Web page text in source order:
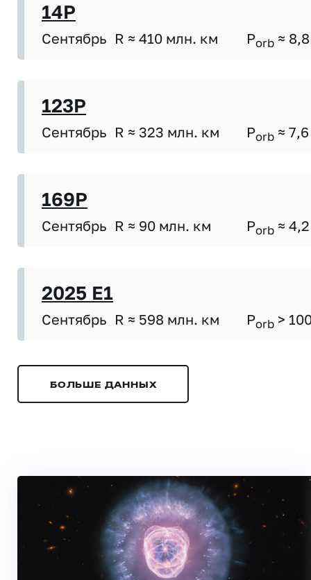
14P
Сентябрь R ≈ 410 млн. км Porb ≈ 8,8
123P
Сентябрь R ≈ 323 млн. км Porb ≈ 7,6
169P
Сентябрь R ≈ 90 млн. км Porb ≈ 4,2
2025 E1
Сентябрь R ≈ 598 млн. км Porb >
БОЛЬШЕ ДАННЫХ